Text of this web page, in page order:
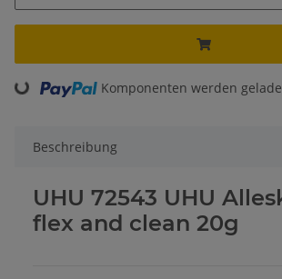
Loading... Komponenten werden
Beschreibung
UHU 72543 UHU
flex and clean 20g